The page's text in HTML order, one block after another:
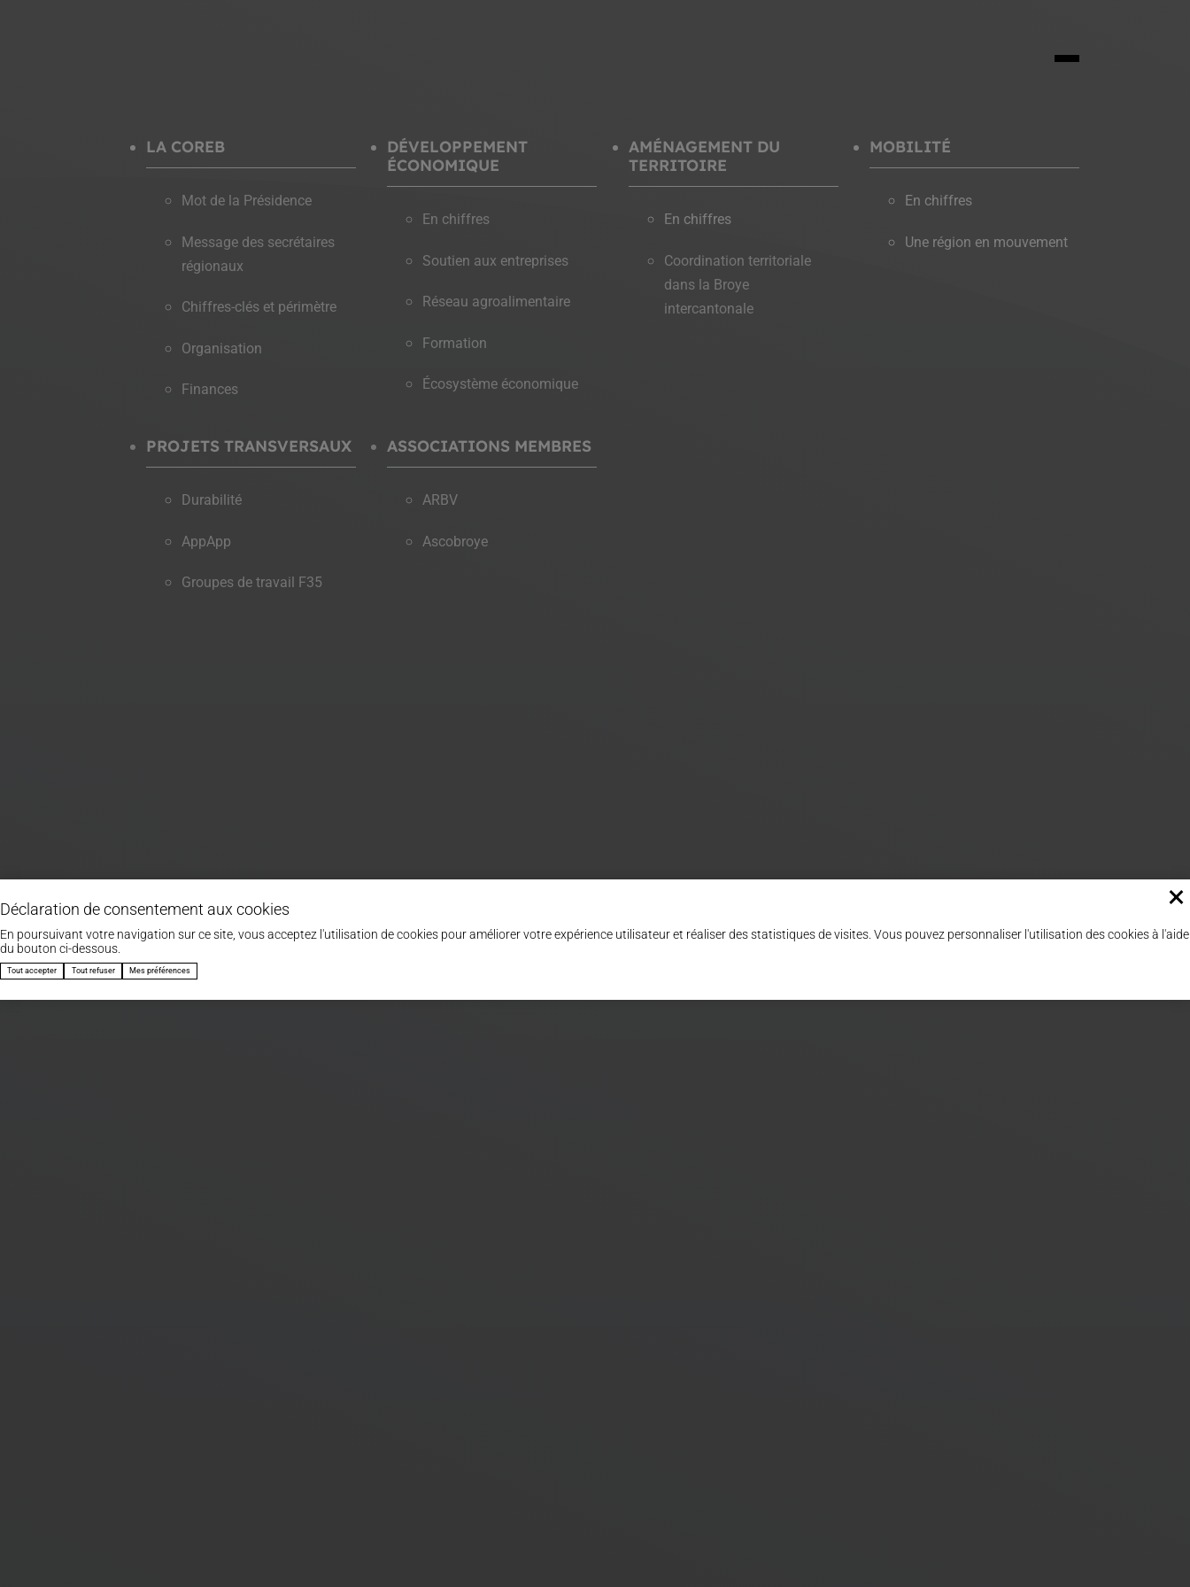
LA COREB
Mot de la Présidence
Message des secrétaires
régionaux
Chiffres-clés et périmètre
Organisation
Finances
DÉVELOPPEMENT
ÉCONOMIQUE
En chiffres
Soutien aux entreprises
Réseau agroalimentaire
Formation
Écosystème économique
AMÉNAGEMENT DU
TERRITOIRE
En chiffres
Coordination territoriale
dans la Broye
intercantonale
MOBILITÉ
En chiffres
Une région en mouvement
PROJETS TRANSVERSAUX
Durabilité
AppApp
Groupes de travail F35
ASSOCIATIONS MEMBRES
ARBV
Ascobroye
Une région en mouvement
En chiffres
Newsletters
×
Déclaration de consentement aux cookies
En poursuivant votre navigation sur ce site, vous acceptez l'utilisation de cookies pour améliorer votre expérience utilisateur et réaliser des statistiques de visites. Vous pouvez personnaliser l'utilisation des cookies à l'aide
du bouton ci-dessous.
Tout accepter Tout refuser Mes préférences